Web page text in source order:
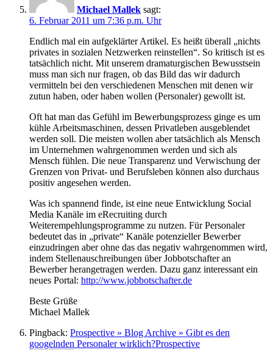
Michael Mallek sagt:
6. Februar 2011 um 7:36 p.m. Uhr
Endlich mal ein aufgeklärter Artikel. Es heißt überall „nichts
privates in sozialen Netzwerken reinstellen“. So kritisch ist es
tatsächlich nicht. Mit unserem dramaturgischen Bewusstsein
muss man sich nur fragen, ob das Bild das wir dadurch
vermitteln bei den verschiedenen Menschen mit denen wir
zutun haben, oder haben wollen (Personaler) gewollt ist.
Oft hat man das Gefühl im Bewerbungsprozess ginge es um
kühle Arbeitsmaschinen, dessen Privatleben ausgeblendet
werden soll. Die meisten wollen aber tatsächlich als Mensch
im Unternehmen wahrgenommen werden und sich als
Mensch fühlen. Die neue Transparenz und Verwischung der
Grenzen von Privat- und Berufsleben können also durchaus
positiv angesehen werden.
Was ich spannend finde, ist eine neue Entwicklung Social
Media Kanäle im eRecruiting durch
Weiterempehlungsprogramme zu nutzen. Für Personaler
bedeutet das in „private“ Kanäle potenzieller Bewerber
einzudringen aber ohne das das negativ wahrgenommen wird,
indem Stellenauschreibungen über Jobbotschafter an
Bewerber herangetragen werden. Dazu ganz interessant ein
neues Portal: http://www.jobbotschafter.de
Beste Grüße
Michael Mallek
Pingback: Prospective » Blog Archive » Gibt es den
googelnden Personaler wirklich?Prospective